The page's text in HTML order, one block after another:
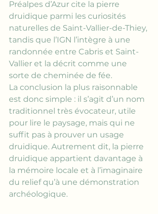
Préalpes d’Azur cite la pierre
druidique parmi les curiosités
naturelles de Saint-Vallier-de-Thiey,
tandis que l’IGN l’intègre à une
randonnée entre Cabris et Saint-
Vallier et la décrit comme une
sorte de cheminée de fée.
La conclusion la plus raisonnable
est donc simple : il s’agit d’un nom
traditionnel très évocateur, utile
pour lire le paysage, mais qui ne
suffit pas à prouver un usage
druidique. Autrement dit, la pierre
druidique appartient davantage à
la mémoire locale et à l’imaginaire
du relief qu’à une démonstration
archéologique.